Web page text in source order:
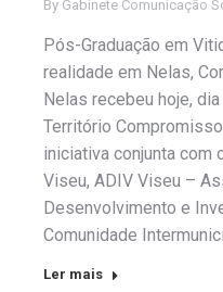
By Gabinete Comunicação
Pós-Graduação em
realidade em Nelas,
Nelas recebeu hoje,
Território
iniciativa conjunta
Viseu, ADIV Viseu –
Desenvolvimento e
Comunidade
Ler mais